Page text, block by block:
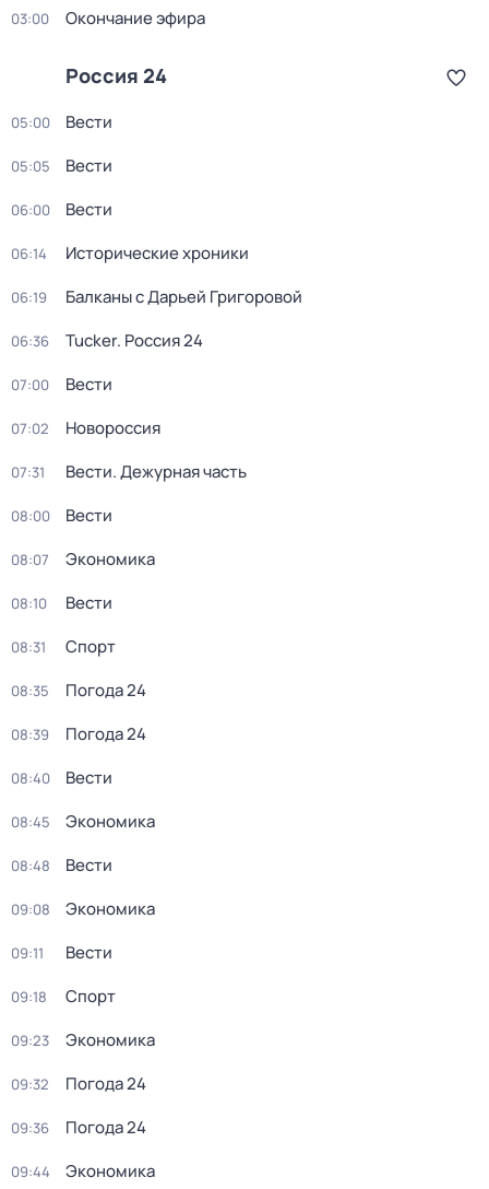
03:00 Окончание эфира
Россия 24
05:00 Вести
05:05 Вести
06:00 Вести
06:14 Исторические хроники
06:19 Балканы с Дарьей Григоровой
06:36 Tucker. Россия 24
07:00 Вести
07:02 Новороссия
07:31 Вести. Дежурная часть
08:00 Вести
08:07 Экономика
08:10 Вести
08:31 Спорт
08:35 Погода 24
08:39 Погода 24
08:40 Вести
08:45 Экономика
08:48 Вести
09:08 Экономика
09:11 Вести
09:18 Спорт
09:23 Экономика
09:32 Погода 24
09:36 Погода 24
09:44 Экономика